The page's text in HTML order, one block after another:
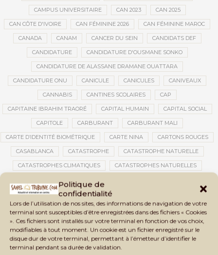
Politique de
confidentialité
Lors de l’utilisation de nos sites, des informations de navigation de votre
terminal sont susceptibles d’être enregistrées dans des fichiers « Cookies
». Ces fichiers sont installés sur votre terminal en fonction de vos choix,
modifiables à tout moment. Un cookie est un fichier enregistré sur le
disque dur de votre terminal, permettant à l’émetteur d’identifier le
terminal pendant sa durée de validation.
CAMPUS UNIVERSITAIRE CAN 2023 CAN 2025
CAN CÔTE D'IVOIRE CAN FÉMININE 2026 CAN FÉMININE MAROC
CANADA CANAM CANCER DU SEIN CANDIDATS DEF
CANDIDATURE CANDIDATURE D'OUSMANE SONKO
CANDIDATURE DE ALASSANE DRAMANE OUATTARA
CANDIDATURE ONU CANICULE CANICULES CANIVEAUX
CANNABIS CANTINES SCOLAIRES CAP
CAPITAINE IBRAHIM TRAORÉ CAPITAL HUMAIN CAPITAL SOCIAL
CAPITOLE CARBURANT CARBURANT MALI
CARTE D’IDENTITÉ BIOMÉTRIQUE CARTE NINA CARTONS ROUGES
CASABLANCA CATASTROPHE CATASTROPHE NATURELLE
CATASTROPHES CLIMATIQUES CATASTROPHES NATURELLES
CÉDÉAO CEDEAO CEI CÉLÉBRATION NATIONALE CEMAC
CEMAPI CEN-SNESUP CENOU CENSURE
CENTRAFRIQUE CENTRALE SOLAIRE
CENTRALE SOLAIRE DE SANANKOROBA CENTRALES SOLAIRES
CENTRE D'INTELLIGENCE ARTIFICIELLE